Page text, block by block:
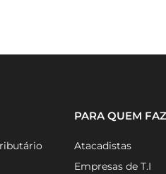
PARA QUEM
Atacadistas
Empresas de T.I